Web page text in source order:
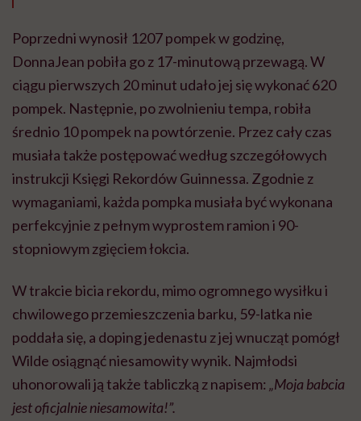
Poprzedni wynosił 1207 pompek w godzinę,
DonnaJean pobiła go z 17-minutową przewagą. W
ciągu pierwszych 20 minut udało jej się wykonać 620
pompek. Następnie, po zwolnieniu tempa, robiła
średnio 10 pompek na powtórzenie. Przez cały czas
musiała także postępować według szczegółowych
instrukcji Księgi Rekordów Guinnessa. Zgodnie z
wymaganiami, każda pompka musiała być wykonana
perfekcyjnie z pełnym wyprostem ramion i 90-
stopniowym zgięciem łokcia.
W trakcie bicia rekordu, mimo ogromnego wysiłku i
chwilowego przemieszczenia barku, 59-latka nie
poddała się, a doping jedenastu z jej wnucząt pomógł
Wilde osiągnąć niesamowity wynik. Najmłodsi
uhonorowali ją także tabliczką z napisem: „Moja babcia
jest oficjalnie niesamowita!”.